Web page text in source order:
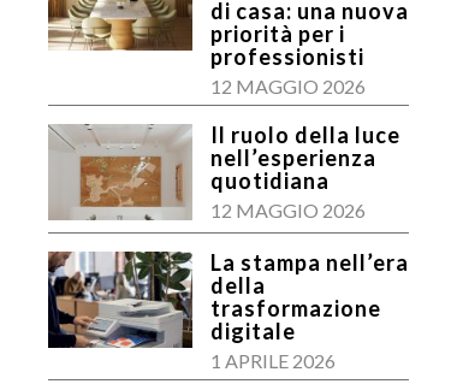
di casa: una nuova
priorità per i
professionisti
12 MAGGIO 2026
Il ruolo della luce
nell’esperienza
quotidiana
12 MAGGIO 2026
La stampa nell’era
della
trasformazione
digitale
1 APRILE 2026